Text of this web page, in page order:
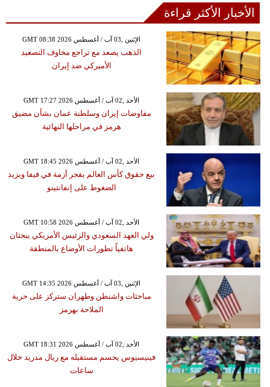
الأخبار الأكثر قراءة
GMT 08:38 2026 الإثنين ,03 آب / أغسطس
الذهب يصعد مع تراجع مخاوف التصعيد
الأميركي ضد إيران
GMT 17:27 2026 الأحد ,02 آب / أغسطس
مفاوضات إيران وسلطنة عمان بشأن مضيق
هرمز في مراحلها النهائية
GMT 18:45 2026 الأحد ,02 آب / أغسطس
بيع حقوق كأس العالم يفجر أزمة في فيفا ويزيد
الضغوط على إنفانتينو
GMT 10:58 2026 الأحد ,02 آب / أغسطس
ولي العهد السعودي والرئيس الأمريكي يبحثان
هاتفياً تطورات الأوضاع بالمنطقة
GMT 14:35 2026 الإثنين ,03 آب / أغسطس
مباحثات واشنطن وطهران ستركز على حرية
الملاحة بهرمز
GMT 18:31 2026 الأحد ,02 آب / أغسطس
فينيسيوس يحسم مستقبله مع ريال مدريد خلال
ساعات